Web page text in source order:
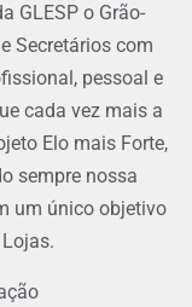
GLESP o Grão-
Secretários com
pessoal e
cada vez mais a
Elo mais Forte,
sempre nossa
um único objetivo